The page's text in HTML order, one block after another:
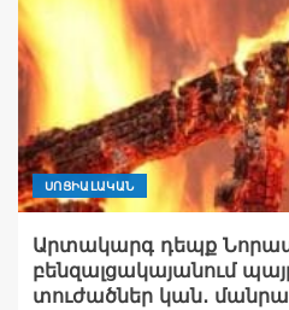
ՍՈՑԻԱԼԱԿԱՆ
Արտակարգ դեպք
բենզալցակայանում
տուժածներ կան․